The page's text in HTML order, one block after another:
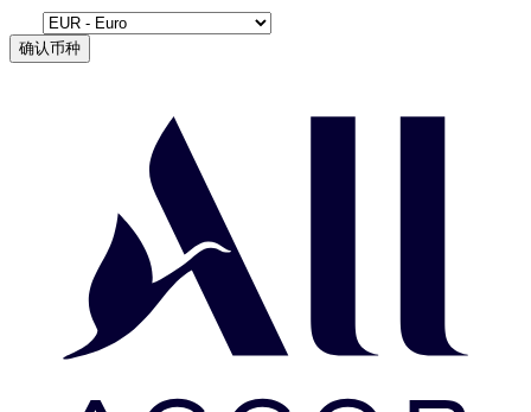
确认币种